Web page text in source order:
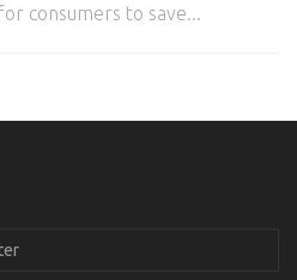
consumers to save...